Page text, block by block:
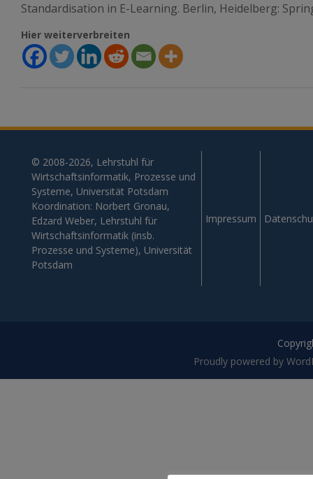
Standardisation in E-Learning. Berlin, Heidelberg:
Hier weiterverbreiten
© 2008-2026, Lehrstuhl für
Wirtschaftsinformatik, Prozesse und
Systeme, Universität Potsdam
Koordination: Norbert Gronau,
Edzard Weber, Lehrstuhl für
Wirtschaftsinformatik (insb.
Prozesse und Systeme), Universität
Potsdam
Impressum
Proudly powered by